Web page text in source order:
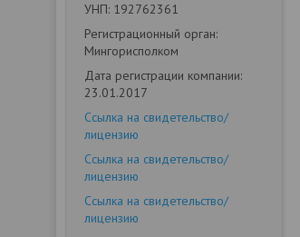
УНП: 192762361
Регистрационный орган:
Мингорисполком
Дата регистрации компании:
23.01.2017
Ссылка на свидетельство/
лицензию
Ссылка на свидетельство/
лицензию
Ссылка на свидетельство/
лицензию